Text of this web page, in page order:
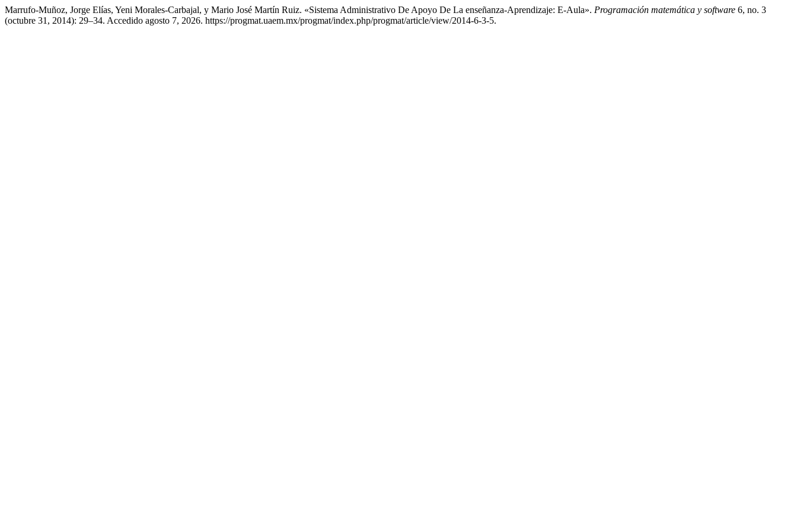
Marrufo-Muñoz, Jorge Elías, Yeni Morales-Carbajal, y Mario José Martín Ruiz. «Sistema Administrativo De Apoyo De La enseñanza-Aprendizaje: E-Aula». Programación matemática y software 6, no. 3
(octubre 31, 2014): 29–34. Accedido agosto 7, 2026. https://progmat.uaem.mx/progmat/index.php/progmat/article/view/2014-6-3-5.